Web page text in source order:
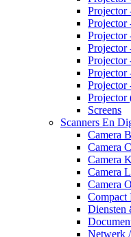
Projector
Projector
Projector
Projector
Projector
Projector
Projector
Projector
Screens
Scanners En
Camera
Camera
Camera
Camera
Camera
Compact
Diensten
Netwerk